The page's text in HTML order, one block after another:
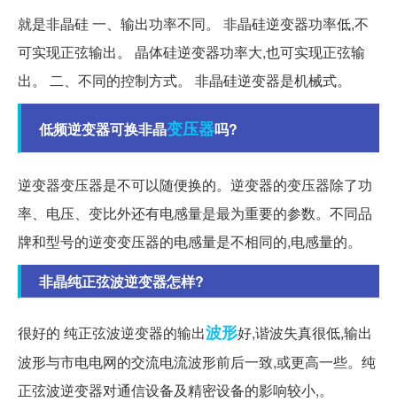
就是非晶硅 一、输出功率不同。 非晶硅逆变器功率低,不
可实现正弦输出。 晶体硅逆变器功率大,也可实现正弦输
出。 二、不同的控制方式。 非晶硅逆变器是机械式。
低频逆变器可换非晶变压器吗?
逆变器变压器是不可以随便换的。逆变器的变压器除了功
率、电压、变比外还有电感量是最为重要的参数。不同品
牌和型号的逆变变压器的电感量是不相同的,电感量的。
非晶纯正弦波逆变器怎样?
很好的 纯正弦波逆变器的输出波形好,谐波失真很低,输出
波形与市电电网的交流电流波形前后一致,或更高一些。纯
正弦波逆变器对通信设备及精密设备的影响较小,。